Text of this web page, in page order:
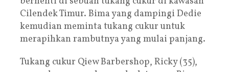
Cilendek Timur. Bima yang dampingi Dedie
kemudian meminta tukang cukur untuk
merapihkan rambutnya yang mulai panjang.
Tukang cukur Qiew Barbershop, Ricky (35),